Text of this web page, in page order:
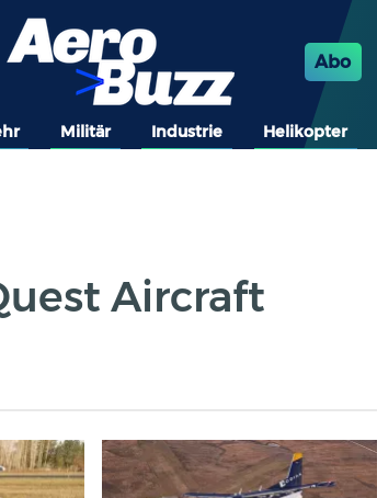
Abo
Militär Industrie Helikopter
Aircraft